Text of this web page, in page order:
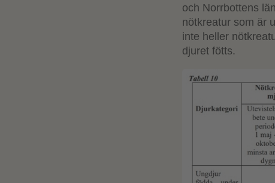
och Norrbottens
nötkreatur som är
inte heller
djuret fötts.